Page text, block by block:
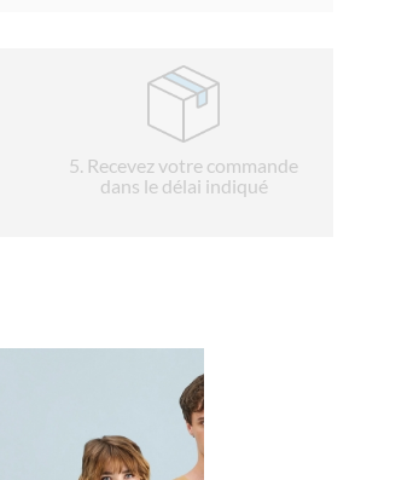
5. Recevez votre commande
dans le délai indiqué